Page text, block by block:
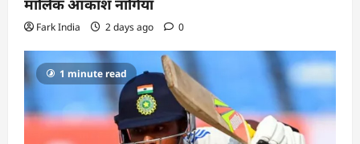
मालिक आकाश नांगिया
Fark India 2 days ago 0
1 minute read